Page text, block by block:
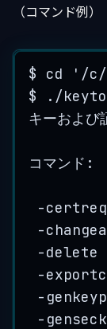
（コマンド例）
$ cd ' /c/
$ . /
キーおよび
コマンド :
-certreq
-
-delete
-
-
-